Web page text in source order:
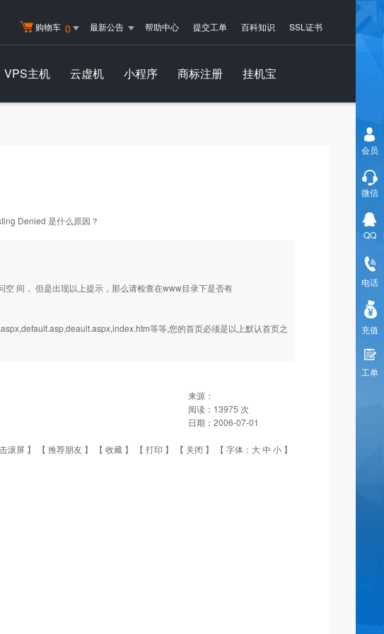
购物车 0 最新公告 帮助中心 提交工单 百科知识 SSL证书
VPS主机 云虚机 小程序 商标注册 挂机宝
Denied 是什么原因？
间， 但是出现以上提示，那么请检查在www目录下是否有
等等,您的首页必须是以上默认首页之
来源：
阅读： 13975 次
日期： 2006-07-01
击滚屏 】 【 推荐朋友 】 【 收藏 】 【 打印 】 【 关闭 】 【 字体： 大中 小 】
会员
微信
QQ
电话
充值
工单